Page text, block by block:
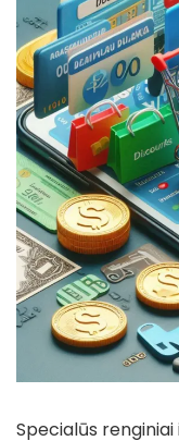
Specialūs